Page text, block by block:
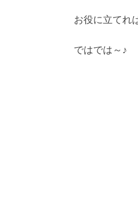
お役に立てれ
ではでは～♪